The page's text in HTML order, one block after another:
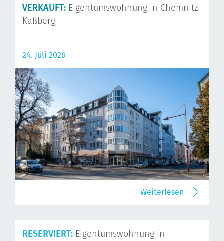
VERKAUFT: Eigentumswohnung in Chemnitz-
Kaßberg
24. Juli 2026
Weiterlesen
RESERVIERT: Eigentumswohnung in